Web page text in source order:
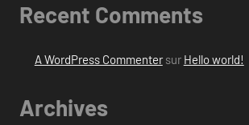
Recent Comments
A WordPress Commentersur Hello world!
Archives